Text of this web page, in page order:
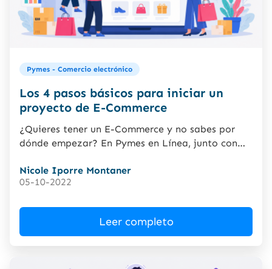
Pymes - Comercio electrónico
Los 4 pasos básicos para iniciar un
proyecto de E-Commerce
¿Quieres tener un E-Commerce y no sabes por
dónde empezar? En Pymes en Línea, junto con
Nicole Iporre Montaner
05-10-2022
Leer completo